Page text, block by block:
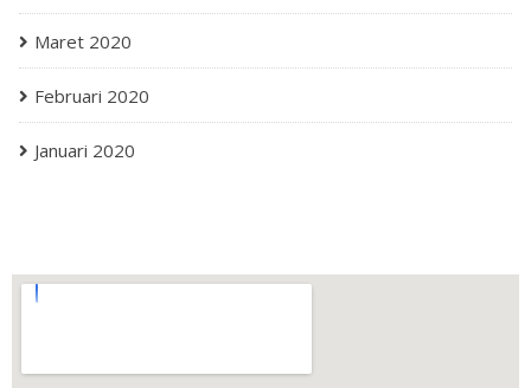
Maret 2020
Februari 2020
Januari 2020